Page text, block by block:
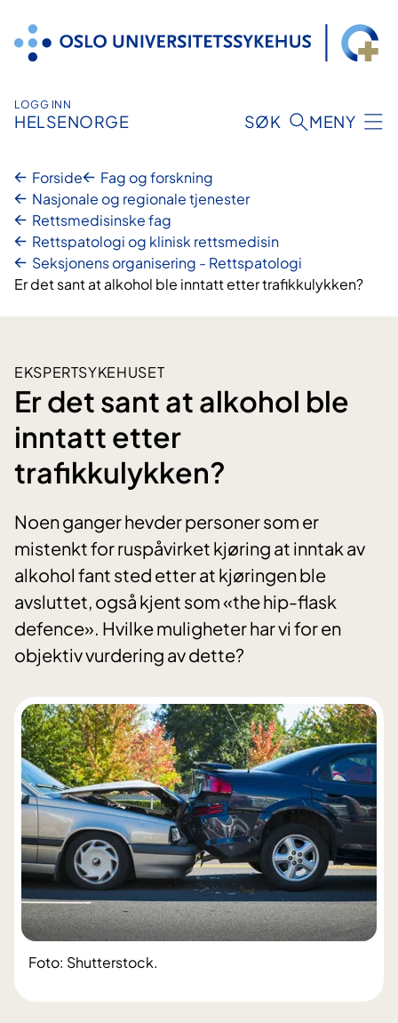
innhold
LOGG INN
HELSENORGE SØK MENY
Forside
Fag og forskning
Nasjonale og regionale tjenester
Rettsmedisinske fag
Rettspatologi og klinisk rettsmedisin
Seksjonens organisering - Rettspatologi
Er det sant at alkohol ble inntatt etter trafikkulykken?
EKSPERTSYKEHUSET
Er det sant at alkohol ble
inntatt etter
trafikkulykken?
Noen ganger hevder personer som er
mistenkt for ruspåvirket kjøring at inntak av
alkohol fant sted etter at kjøringen ble
avsluttet, også kjent som «the hip-flask
defence». Hvilke muligheter har vi for en
objektiv vurdering av dette?
Foto: Shutterstock.